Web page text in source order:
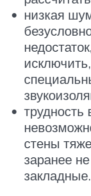
низкая
трудность
стены
заранее
закладные.